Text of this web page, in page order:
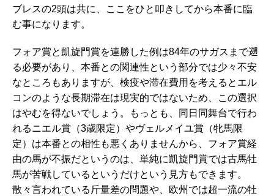
ブレスの2頭は共に、ここをひと叩きしてから本番に臨
む事になります。
フォア賞と凱旋門賞を連勝した例は84年のサガスまで遡
る必要があり、本番との関連性という部分では少々不安
なところもありますが、検疫や滞在費用を考えるとエル
コンのような長期滞在は現実的ではないため、この選択
はやむを得ないでしょう。もっとも、同日同舞台で行わ
れるニエル賞（3歳限定）やヴェルメイユ賞（牝馬限
定）は本番との相性も悪くありませんから、フォア賞経
由の馬が不振だというのは、単純に凱旋門賞では古馬牡
馬が苦戦しているというだけという見方もできます。
散々言われている斤量差の問題や、欧州では超一流の牡